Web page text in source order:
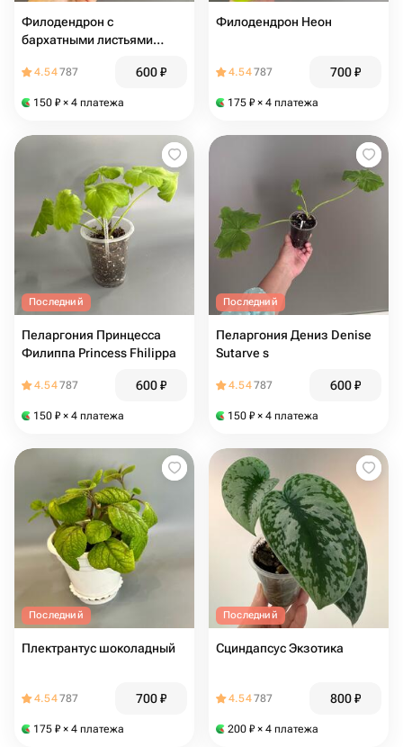
Филодендрон с
бархатными листьями
4.54787 600₽
150 ₽ × 4 платежа
Филодендрон Неон
4.54787 700₽
175 ₽ × 4 платежа
Последний
Пеларгония Принцесса
Филиппа Princess Fhilippa
4.54787 600₽
150 ₽ × 4 платежа
Последний
Пеларгония Дениз Denise
Sutarve s
4.54787 600₽
150 ₽ × 4 платежа
Последний
Плектрантус шоколадный
4.54787 700₽
175 ₽ × 4 платежа
Последний
Сциндапсус Экзотика
4.54787 800₽
200 ₽ × 4 платежа